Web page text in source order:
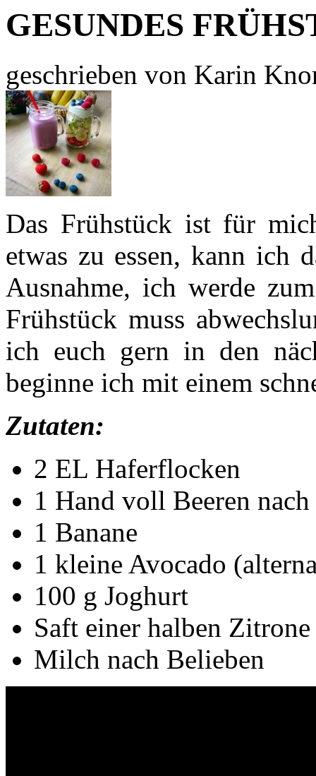
GESUNDES
geschrieben von Karin
Das Frühstück ist für
etwas zu essen, kann ich
Ausnahme, ich werde
Frühstück muss
ich euch gern in den
beginne ich mit einem
Zutaten:
2 EL Haferflocken
1 Hand voll Beeren
1 Banane
1 kleine Avocado
100 g Joghurt
Saft einer halben Zitrone
Milch nach Belieben